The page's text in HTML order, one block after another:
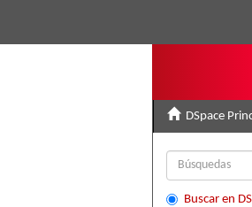
DSpace
Buscar en